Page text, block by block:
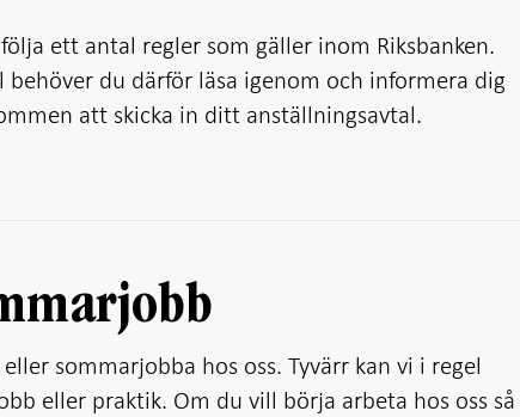
ett antal regler som gäller inom Riksbanken.
du därför läsa igenom och informera dig
att skicka in ditt anställningsavtal.
sommarjobba hos oss. Tyvärr kan vi i regel
eller praktik. Om du vill börja arbeta hos oss så